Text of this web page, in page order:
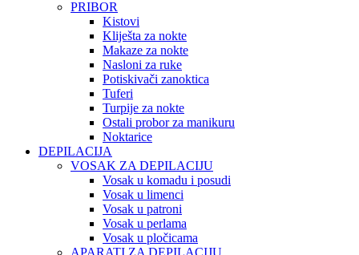
PRIBOR
Kistovi
Kliješta za nokte
Makaze za nokte
Nasloni za ruke
Potiskivači zanoktica
Tuferi
Turpije za nokte
Ostali probor za manikuru
Noktarice
DEPILACIJA
VOSAK ZA DEPILACIJU
Vosak u komadu i posudi
Vosak u limenci
Vosak u patroni
Vosak u perlama
Vosak u pločicama
APARATI ZA DEPILACIJU